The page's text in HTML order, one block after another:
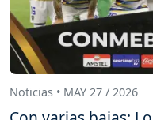
Noticias • MAY 27 / 2026